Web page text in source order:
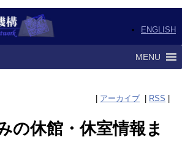
ENGLISH
MENU
アーカイブ RSS
の休館・休室情報ま